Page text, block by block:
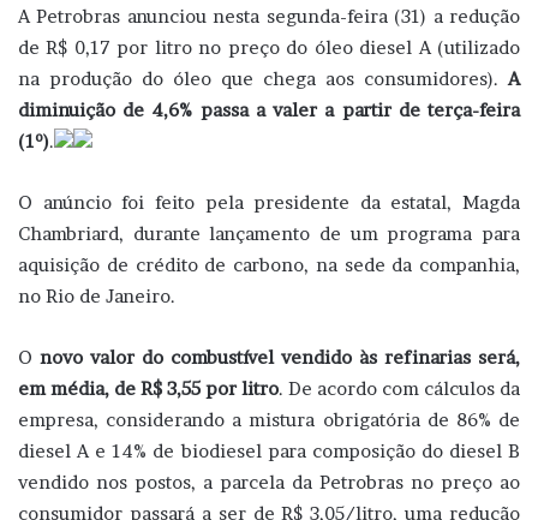
A Petrobras anunciou nesta segunda-feira (31) a redução
de R$ 0,17 por litro no preço do óleo diesel A (utilizado
na produção do óleo que chega aos consumidores). A
diminuição de 4,6% passa a valer a partir de terça-feira
(1º).
O anúncio foi feito pela presidente da estatal, Magda
Chambriard, durante lançamento de um programa para
aquisição de crédito de carbono, na sede da companhia,
no Rio de Janeiro.
O novo valor do combustível vendido às refinarias será,
em média, de R$ 3,55 por litro. De acordo com cálculos da
empresa, considerando a mistura obrigatória de 86% de
diesel A e 14% de biodiesel para composição do diesel B
vendido nos postos, a parcela da Petrobras no preço ao
consumidor passará a ser de R$ 3,05/litro, uma redução